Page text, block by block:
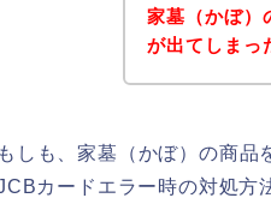
家墓（かぼ）
が出てしまっ
もしも、家墓（かぼ）の商品
カードエラー時の対処方